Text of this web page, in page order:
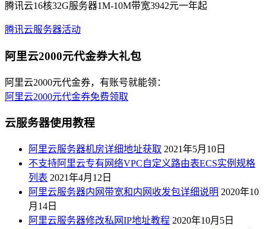
腾讯云16核32G服务器1M-10M带宽3942元一年起
腾讯云服务器活动
阿里云2000元代金券大礼包
阿里云2000元代金券，有账号就能领：
阿里云2000元代金券免费领取
云服务器使用教程
阿里云服务器机房详细地址获取 2021年5月10日
不支持阿里云专有网络VPC自定义路由表ECS实例规格
列表 2021年4月12日
阿里云服务器内网带宽和内网收发包详细说明 2020年10
月14日
阿里云服务器修改私网IP地址教程 2020年10月5日